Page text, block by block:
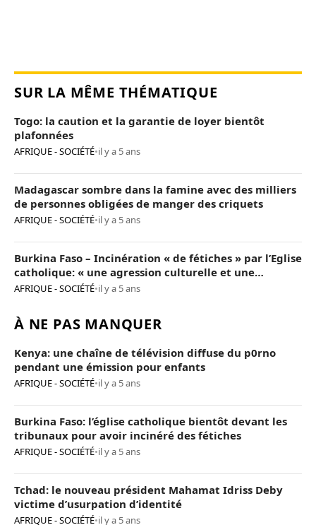
SUR LA MÊME THÉMATIQUE
Togo: la caution et la garantie de loyer bientôt
plafonnées
AFRIQUE - SOCIÉTÉ•il y a 5 ans
Madagascar sombre dans la famine avec des milliers
de personnes obligées de manger des criquets
AFRIQUE - SOCIÉTÉ•il y a 5 ans
Burkina Faso – Incinération « de fétiches » par l’Eglise
catholique: « une agression culturelle et une
provocation de trop »
AFRIQUE - SOCIÉTÉ•il y a 5 ans
À NE PAS MANQUER
Kenya: une chaîne de télévision diffuse du p0rno
pendant une émission pour enfants
AFRIQUE - SOCIÉTÉ•il y a 5 ans
Burkina Faso: l’église catholique bientôt devant les
tribunaux pour avoir incinéré des fétiches
AFRIQUE - SOCIÉTÉ•il y a 5 ans
Tchad: le nouveau président Mahamat Idriss Deby
victime d’usurpation d’identité
AFRIQUE - SOCIÉTÉ•il y a 5 ans